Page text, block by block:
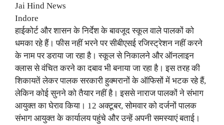
Jai Hind News
Indore
हाईकोर्ट और शासन के निर्देश के बावजूद स्कूल वाले पालकों को
धमका रहे हैं। फीस नहीं भरने पर सीबीएसई रजिस्ट्रेशन नहीं करने
के नाम पर डराया जा रहा है। स्कूल से निकालने और ऑनलाइन
क्लास से वंचित करने का दबाव भी बनाया जा रहा है। इस तरह की
शिकायतें लेकर पालक सरकारी हुक्मरानों के ऑफिसों में भटक रहे हैं,
लेकिन कोई सुनने को तैयार नहीं है। इससे नाराज पालकों ने संभाग
आयुक्त का घेराव किया। 12 अक्टूबर, सोमवार को दर्जनों पालक
संभाग आयुक्त के कार्यालय पहुंचे और उन्हें अपनी समस्याएं बताई।